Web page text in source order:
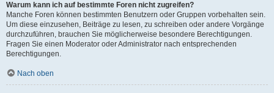
Warum kann ich auf bestimmte Foren nicht zugreifen?
Manche Foren können bestimmten Benutzern oder Gruppen vorbehalten sein.
Um diese einzusehen, Beiträge zu lesen, zu schreiben oder andere Vorgänge
durchzuführen, brauchen Sie möglicherweise besondere Berechtigungen.
Fragen Sie einen Moderator oder Administrator nach entsprechenden
Berechtigungen.
Nach oben